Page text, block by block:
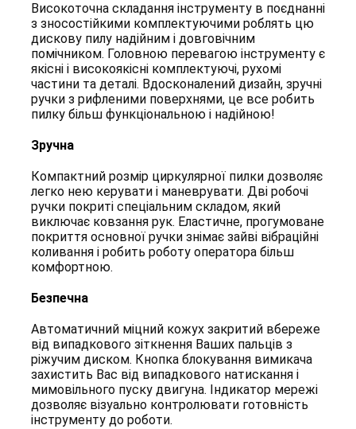
Високоточна складання інструменту в поєднанні
з зносостійкими комплектуючими роблять цю
дискову пилу надійним і довговічним
помічником. Головною перевагою інструменту є
якісні і високоякісні комплектуючі, рухомі
частини та деталі. Вдосконалений дизайн, зручні
ручки з рифленими поверхнями, це все робить
пилку більш функціональною і надійною!
Зручна
Компактний розмір циркулярної пилки дозволяє
легко нею керувати і маневрувати. Дві робочі
ручки покриті спеціальним складом, який
виключає ковзання рук. Еластичне, прогумоване
покриття основної ручки знімає зайві вібраційні
коливання і робить роботу оператора більш
комфортною.
Безпечна
Автоматичний міцний кожух закритий вбереже
від випадкового зіткнення Ваших пальців з
ріжучим диском. Кнопка блокування вимикача
захистить Вас від випадкового натискання і
мимовільного пуску двигуна. Індикатор мережі
дозволяє візуально контролювати готовність
інструменту до роботи.